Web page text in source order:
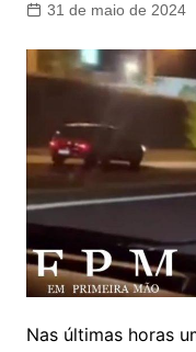
31 de maio de 2024
Nas últimas horas